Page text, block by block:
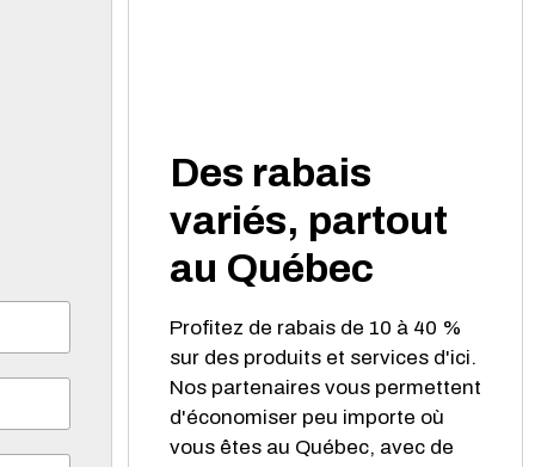
Des rabais
variés, partout
au Québec
Profitez de rabais de 10 à 40 %
sur des produits et services d'ici.
Nos partenaires vous permettent
d'économiser peu importe où
vous êtes au Québec, avec de